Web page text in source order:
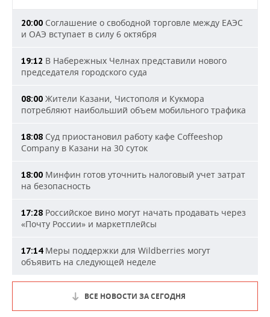
20:00 Соглашение о свободной торговле между ЕАЭС
и ОАЭ вступает в силу 6 октября
19:12 В Набережных Челнах представили нового
председателя городского суда
08:00 Жители Казани, Чистополя и Кукмора
потребляют наибольший объем мобильного трафика
18:08 Суд приостановил работу кафе Coffeeshop
Company в Казани на 30 суток
18:00 Минфин готов уточнить налоговый учет затрат
на безопасность
17:28 Российское вино могут начать продавать через
«Почту России» и маркетплейсы
17:14Меры поддержки для Wildberries могут
объявить на следующей неделе
ВСЕ НОВОСТИ ЗА СЕГОДНЯ